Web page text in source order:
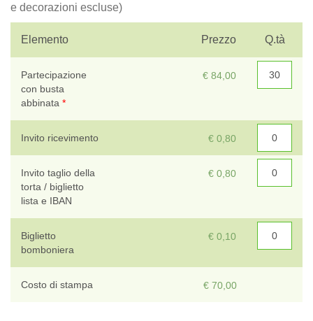
e decorazioni escluse)
Elemento Q.tà
Prezzo
Partecipazione
con busta
abbinata *
€ 84,00
Invito ricevimento € 0,80
Invito taglio della
torta / biglietto
lista e IBAN
€ 0,80
Biglietto
bomboniera
€ 0,10
Costo di stampa € 70,00